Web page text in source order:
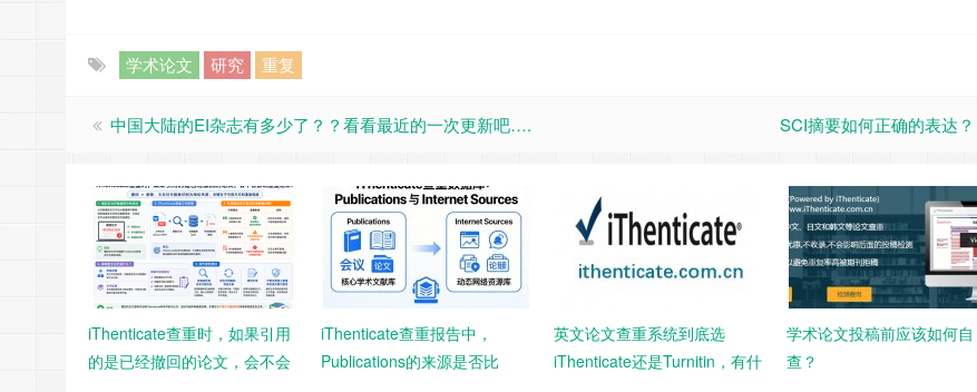
学术论文 研究 重复
中国大陆的EI杂志有多少了？？看看最近的一次更新吧…. SCI摘要如何正确的表达？
iThenticate查重时，如果引用
的是已经撤回的论文，会不会
iThenticate查重报告中，
Publications的来源是否比
英文论文查重系统到底选
iThenticate还是Turnitin，有什
学术论文投稿前应该如何自
查？